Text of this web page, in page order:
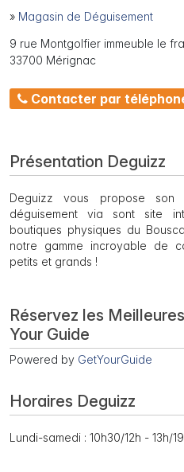
» Magasin de Déguisement
9 rue Montgolfier immeuble le
33700 Mérignac
Contacter par
Présentation Deguizz
Deguizz vous propose
déguisement via sont site
boutiques physiques du
notre gamme incroyable de
petits et grands !
Réservez les
Your Guide
Powered by GetYourGuide
Horaires Deguizz
Lundi-samedi : 10h30/12h - 13h/